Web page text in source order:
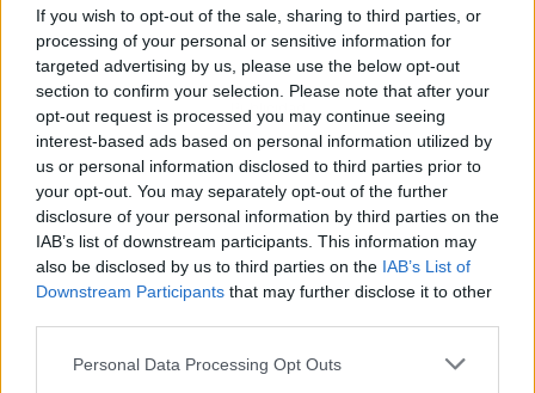
If you wish to opt-out of the sale, sharing to third parties, or
processing of your personal or sensitive information for
targeted advertising by us, please use the below opt-out
section to confirm your selection. Please note that after your
opt-out request is processed you may continue seeing
interest-based ads based on personal information utilized by
us or personal information disclosed to third parties prior to
your opt-out. You may separately opt-out of the further
disclosure of your personal information by third parties on the
IAB’s list of downstream participants. This information may
also be disclosed by us to third parties on the IAB’s List of
Downstream Participants that may further disclose it to other
Personal Data Processing Opt Outs
Publicidad